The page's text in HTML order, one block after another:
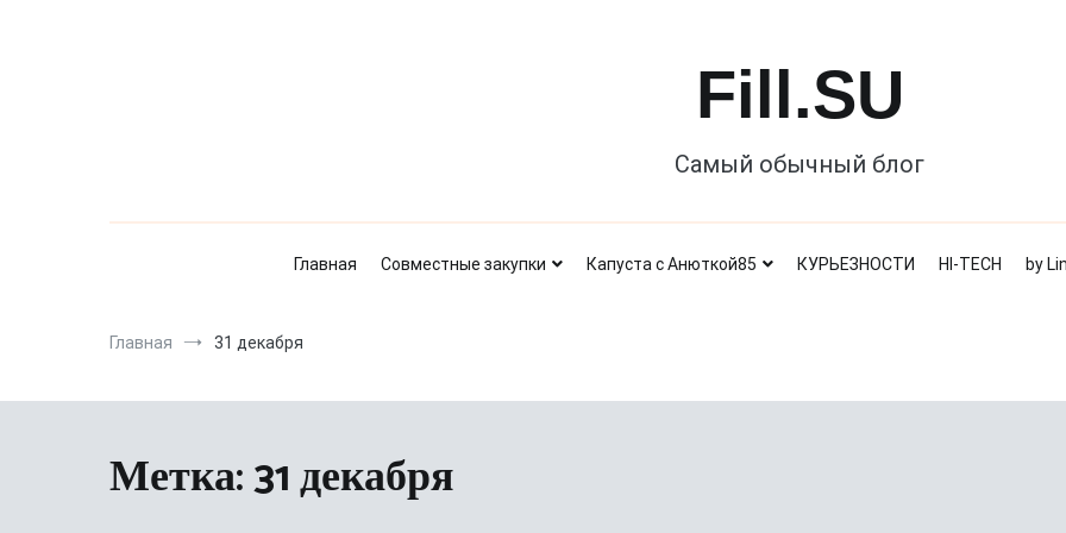
Fill.SU
Самый обычный блог
Главная Совместные закупки Капуста с Анюткой85 КУРЬЕЗНОСТИ HI-TECH by
Главная 31 декабря
Метка:31 декабря